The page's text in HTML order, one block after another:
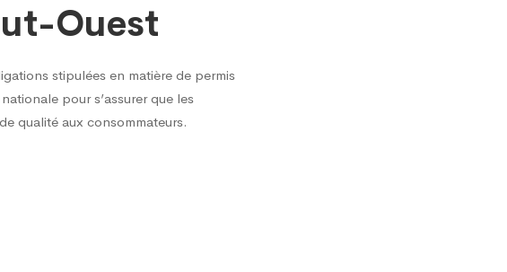
Ouest
stipulées en matière de permis
pour s’assurer que les
qualité aux consommateurs.